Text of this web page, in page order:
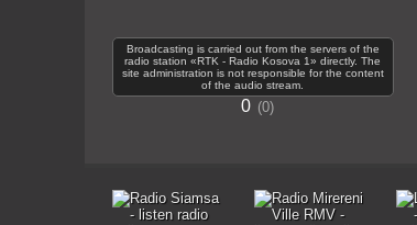
Broadcasting is carried out from the servers of the
radio station «RTK - Radio Kosova 1» directly. The
site administration is not responsible for the content
of the audio stream.
0 0